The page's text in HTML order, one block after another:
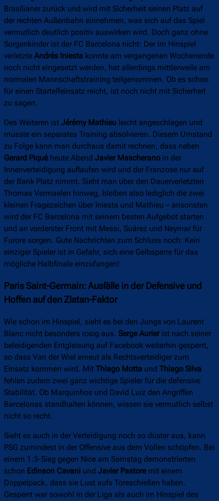
Brasilianer zurück und wird mit Sicherheit seinen Platz auf
der rechten Außenbahn einnehmen, was sich auf das Spiel
vermutlich deutlich positiv auswirken wird. Doch ganz ohne
Sorgenkinder ist der FC Barcelona nicht: Der im Hinspiel
verletzte Andrés Iniesta konnte am vergangenen Wochenende
noch nicht eingesetzt werden, hat allerdings mittlerweile am
normalen Mannschaftstraining teilgenommen. Ob es schon
für einen Startelfeinsatz reicht, ist noch nicht mit Sicherheit
zu sagen.
Des Weiteren ist Jérémy Mathieu leicht angeschlagen und
musste ein separates Training absolvieren. Diesem Umstand
zu Folge kann man durchaus damit rechnen, dass neben
Gerard Piquéheute Abend Javier Mascherano in der
Innenverteidigung auflaufen wird und der Franzose nur auf
der Bank Platz nimmt. Sieht man über den Dauerverletzten
Thomas Vermaelen hinweg, bleiben also lediglich die zwei
kleinen Fragezeichen über Iniesta und Mathieu – ansonsten
wird der FC Barcelona mit seinem besten Aufgebot starten
und an vorderster Front mit Messi, Suárez und Neymar für
Furore sorgen. Gute Nachrichten zum Schluss noch: Kein
einziger Spieler ist in Gefahr, sich eine Gelbsperre für das
mögliche Halbfinale einzufangen!
Paris Saint-Germain: Ausfälle in der Defensive und
Hoffen auf den Zlatan-Faktor
Wie schon im Hinspiel, sieht es bei den Jungs von Laurent
Blanc nicht besonders rosig aus. Serge Aurierist nach seiner
beleidigenden Entgleisung auf Facebook weiterhin gesperrt,
so dass Van der Wiel erneut als Rechtsverteidiger zum
Einsatz kommen wird. Mit Thiago Motta und Thiago Silva
fehlen zudem zwei ganz wichtige Spieler für die defensive
Stabilität. Ob Marquinhos und David Luiz den Angriffen
Barcelonas standhalten können, wissen sie vermutlich selbst
nicht so recht.
Sieht es auch in der Verteidigung noch so düster aus, kann
PSG zumindest in der Offensive aus dem Vollen schöpfen. Bei
einem 1:3-Sieg gegen Nice am Samstag demonstrierten
schon Edinson Cavani und Javier Pastoremit einem
Doppelpack, dass sie Lust aufs Toreschießen haben.
Gesperrt war sowohl in der Liga als auch im Hinspiel des